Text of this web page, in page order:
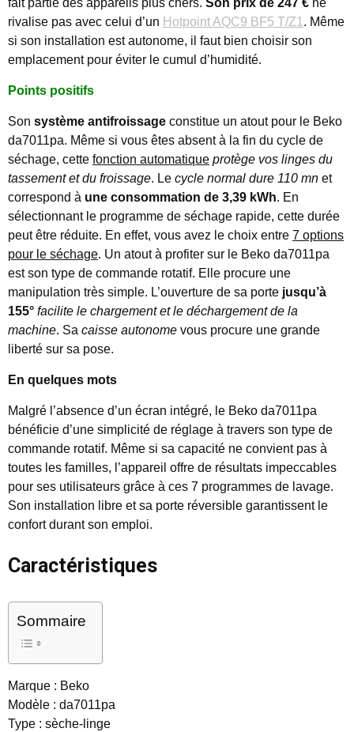
fait partie des appareils plus chers. Son prix de 247 € ne
rivalise pas avec celui d’un Hotpoint AQC9 BF5 T/Z1 . Même
si son installation est autonome, il faut bien choisir son
emplacement pour éviter le cumul d’humidité.
Points positifs
Son système antifroissage constitue un atout pour le Beko
da7011pa. Même si vous êtes absent à la fin du cycle de
séchage, cette fonction automatique protège vos linges du
tassement et du froissage. Le cycle normal dure 110 mn et
correspond à une consommation de 3,39 kWh. En
sélectionnant le programme de séchage rapide, cette durée
peut être réduite. En effet, vous avez le choix entre 7 options
pour le séchage. Un atout à profiter sur le Beko da7011pa
est son type de commande rotatif. Elle procure une
manipulation très simple. L’ouverture de sa porte jusqu’à
155° facilite le chargement et le déchargement de la
machine. Sa caisse autonome vous procure une grande
liberté sur sa pose.
En quelques mots
Malgré l’absence d’un écran intégré, le Beko da7011pa
bénéficie d’une simplicité de réglage à travers son type de
commande rotatif. Même si sa capacité ne convient pas à
toutes les familles, l’appareil offre de résultats impeccables
pour ses utilisateurs grâce à ces 7 programmes de lavage.
Son installation libre et sa porte réversible garantissent le
confort durant son emploi.
Caractéristiques
Sommaire
Marque : Beko
Modèle : da7011pa
Type : sèche-linge